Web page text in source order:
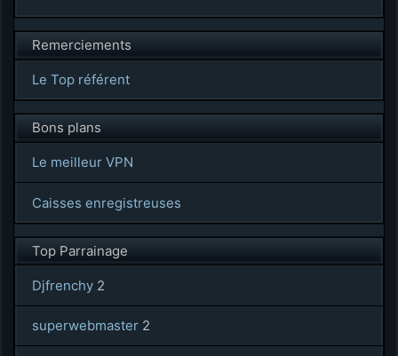
Remerciements
Le Top référent
Bons plans
Le meilleur VPN
Caisses enregistreuses
Top Parrainage
Djfrenchy 2
superwebmaster 2